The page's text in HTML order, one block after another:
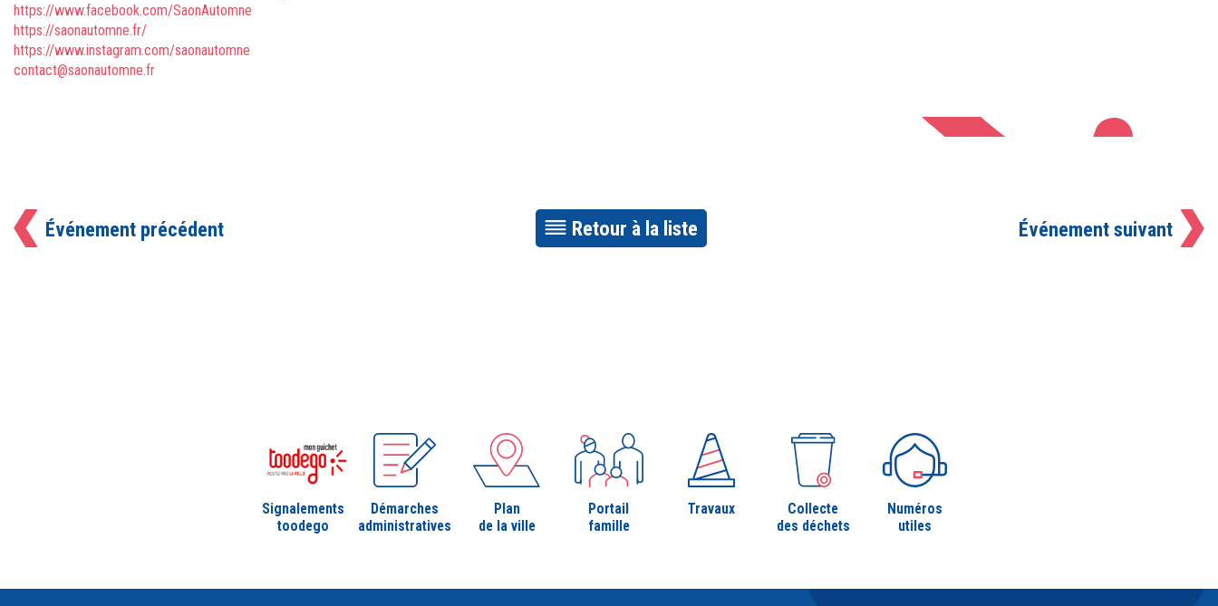
https://www.facebook.com/SaonAutomne
https://saonautomne.fr/
https://www.instagram.com/saonautomne
contact@saonautomne.fr
Événement précédent Retour à la liste Événement suivant
Signalements
toodego
Démarches
administratives
Plan
de la ville
Portail
famille
Travaux
Collecte
des déchets
Numéros
utiles